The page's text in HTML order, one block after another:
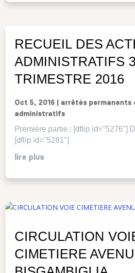
RECUEIL DES
ADMINISTRATIFS
TRIMESTRE 2016
Oct 5, 2016
arrêtés permanents
administratifs
Première partie : [dflip id="5276"]
[dflip id="5281"]
lire plus
CIRCULATION
CIMETIERE